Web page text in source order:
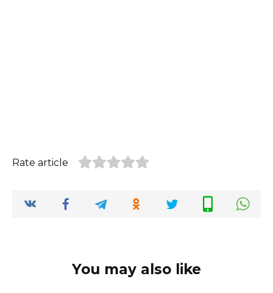
Rate article
You may also like